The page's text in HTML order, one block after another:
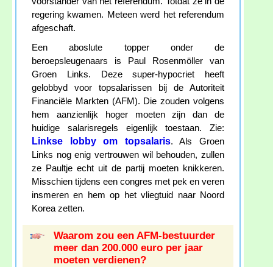
regering kwamen. Meteen werd het referendum
afgeschaft.
Een aboslute topper onder de
beroepsleugenaars is Paul Rosenmöller van
Groen Links. Deze super-hypocriet heeft
gelobbyd voor topsalarissen bij de Autoriteit
Financiële Markten (AFM). Die zouden volgens
hem aanzienlijk hoger moeten zijn dan de
huidige salarisregels eigenlijk toestaan. Zie:
Linkse lobby om topsalaris. Als Groen
Links nog enig vertrouwen wil behouden, zullen
ze Paultje echt uit de partij moeten knikkeren.
Misschien tijdens een congres met pek en veren
insmeren en hem op het vliegtuid naar Noord
Korea zetten.
Waarom zou een AFM-bestuurder
meer dan 200.000 euro per jaar
moeten verdienen?